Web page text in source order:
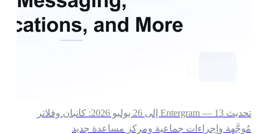
تحديث Entergram — 13 إلى 26 يوليو 2026: كانبان وفلاتر
وإجراءات جماعية ومركز مساعدة جديد